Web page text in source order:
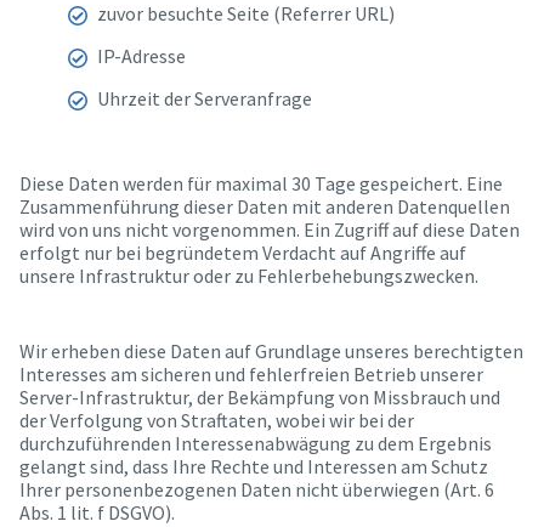
zuvor besuchte Seite (Referrer URL)
IP-Adresse
Uhrzeit der Serveranfrage
Diese Daten werden für maximal 30 Tage gespeichert. Eine
Zusammenführung dieser Daten mit anderen Datenquellen
wird von uns nicht vorgenommen. Ein Zugriff auf diese Daten
erfolgt nur bei begründetem Verdacht auf Angriffe auf
unsere Infrastruktur oder zu Fehlerbehebungszwecken.
Wir erheben diese Daten auf Grundlage unseres berechtigten
Interesses am sicheren und fehlerfreien Betrieb unserer
Server-Infrastruktur, der Bekämpfung von Missbrauch und
der Verfolgung von Straftaten, wobei wir bei der
durchzuführenden Interessenabwägung zu dem Ergebnis
gelangt sind, dass Ihre Rechte und Interessen am Schutz
Ihrer personenbezogenen Daten nicht überwiegen (Art. 6
Abs. 1 lit. f DSGVO).